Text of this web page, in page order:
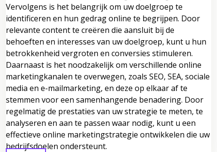
Vervolgens is het belangrijk om uw doelgroep te
identificeren en hun gedrag online te begrijpen. Door
relevante content te creëren die aansluit bij de
behoeften en interesses van uw doelgroep, kunt u hun
betrokkenheid vergroten en conversies stimuleren.
Daarnaast is het noodzakelijk om verschillende online
marketingkanalen te overwegen, zoals SEO, SEA, sociale
media en e-mailmarketing, en deze op elkaar af te
stemmen voor een samenhangende benadering. Door
regelmatig de prestaties van uw strategie te meten, te
analyseren en aan te passen waar nodig, kunt u een
effectieve online marketingstrategie ontwikkelen die uw
bedrijfsdoelen ondersteunt.